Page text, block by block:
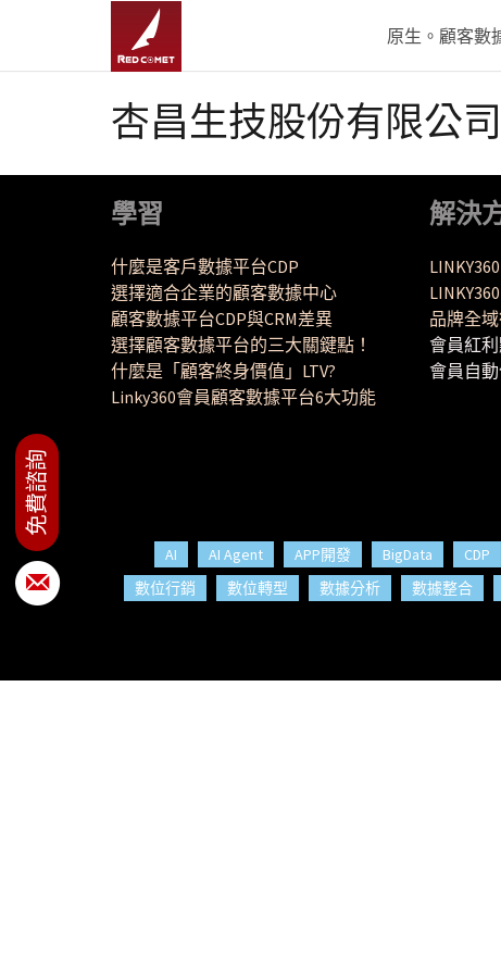
原生。顧客數
杏昌生技股份有限公司
學習
什麼是客戶數據平台CDP
選擇適合企業的顧客數據中心
顧客數據平台CDP與CRM差異
選擇顧客數據平台的三大關鍵點！
什麼是「顧客終身價值」LTV?
Linky360會員顧客數據平台6大功能
解決
品牌全
會員紅
會員自
AI AI Agent APP開發 BigData CDP
數位行銷
數位轉型 數據分析 數據整合